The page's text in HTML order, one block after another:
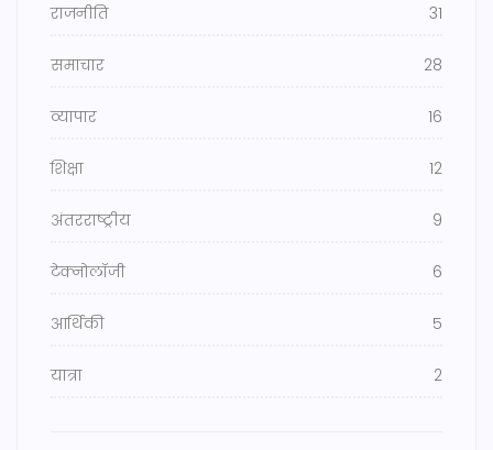
राजनीति 31
समाचार 28
व्यापार 16
शिक्षा 12
अंतरराष्ट्रीय 9
टेक्नोलॉजी 6
आर्थिकी 5
यात्रा 2